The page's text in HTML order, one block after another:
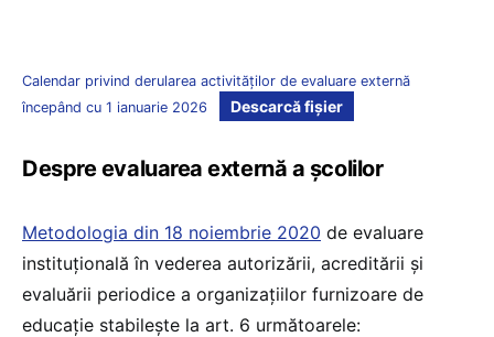
Calendar privind derularea activităţilor de evaluare externă
începând cu 1 ianuarie 2026
Descarcă fișier
Despre evaluarea externă a școlilor
Metodologia din 18 noiembrie 2020 de evaluare
instituțională în vederea autorizării, acreditării și
evaluării periodice a organizațiilor furnizoare de
educație stabilește la art. 6 următoarele: